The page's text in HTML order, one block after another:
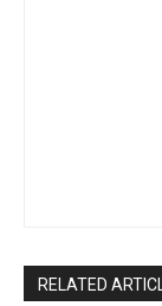
RELATED